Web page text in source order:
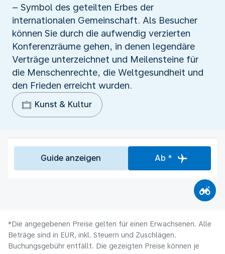
– Symbol des geteilten Erbes der
internationalen Gemeinschaft. Als Besucher
können Sie durch die aufwendig verzierten
Konferenzräume gehen, in denen legendäre
Verträge unterzeichnet und Meilensteine für
die Menschenrechte, die Weltgesundheit und
den Frieden erreicht wurden.
Kunst & Kultur
Guide anzeigen Ab *
*Die angegebenen Preise gelten für einen Erwachsenen. Alle
Beträge sind in EUR, inkl. Steuern und Zuschlägen.
Buchungsgebühr entfällt. Die gezeigten Preise können je